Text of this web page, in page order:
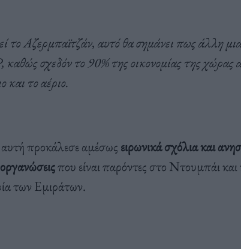
το Αζερμπαϊτζάν, αυτό θα σημάνει πως άλλη
σχεδόν το 90% της οικονομίας της χώρας
και το αέριο.
προκάλεσε αμέσως ειρωνικά σχόλια και
που είναι παρόντες στο Ντουμπάι και
των Εμιράτων.